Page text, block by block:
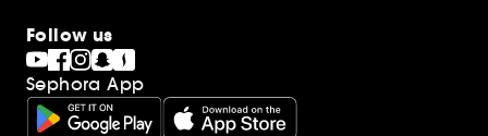
Follow us
Sephora App